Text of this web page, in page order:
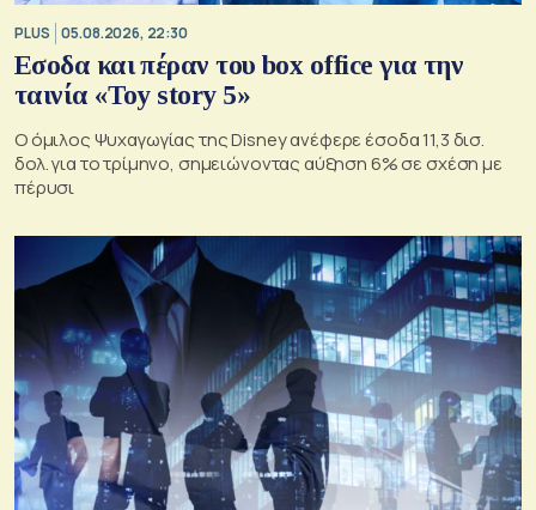
PLUS 05.08.2026, 22:30
Εσοδα και πέραν του box office για την
ταινία «Toy story 5»
Ο όμιλος Ψυχαγωγίας της Disney ανέφερε έσοδα 11,3 δισ.
δολ. για το τρίμηνο, σημειώνοντας αύξηση 6% σε σχέση με
πέρυσι